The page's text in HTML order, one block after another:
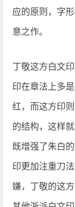
应的原则，字
意之作。
丁敬这方白文
印在章法上多
红，而这方印
的结构，这样
既增强了朱白
印更加注重刀
嫌，丁敬的这